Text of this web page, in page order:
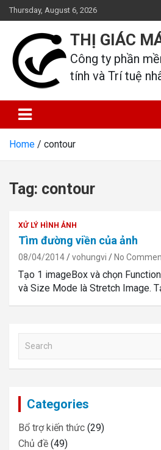
Skip
to
content
Thursday, August 6, 2026
THỊ GIÁC
Công ty phần
tính và Trí tuệ
Home contour
Tag: contour
XỬ LÝ HÌNH ẢNH
Tìm đường viền của ảnh
08/04/2014 vohungvi No
Tạo 1 imageBox và chọn
và Size Mode là Stretch Image.
a
c
Categories
Bổ trợ kiến thức (29)
Chủ đề (49)